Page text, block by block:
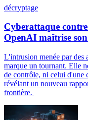
décryptage
Cyberattaque
OpenAI maîtrise
L'intrusion menée par
marque un tournant. Elle
de contrôle, ni celui d'une
révélant un nouveau
frontière.